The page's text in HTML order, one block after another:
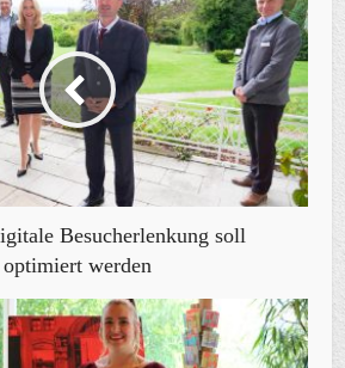
Besucherlenkung soll
optimiert werden